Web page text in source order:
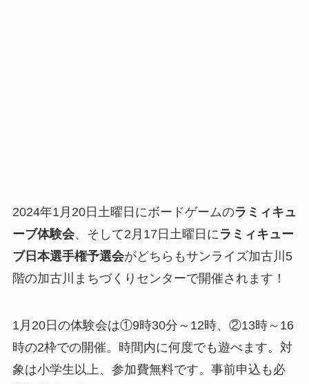
2024年1月20日土曜日にボードゲームのラミィキュ
ーブ体験会、そして2月17日土曜日にラミィキュー
ブ日本選手権予選会がどちらもサンライズ加古川5
階の加古川まちづくりセンターで開催されます！
1月20日の体験会は①9時30分～12時、②13時～16
時の2枠での開催。時間内に何度でも遊べます。対
象は小学生以上、参加費無料です。事前申込も必